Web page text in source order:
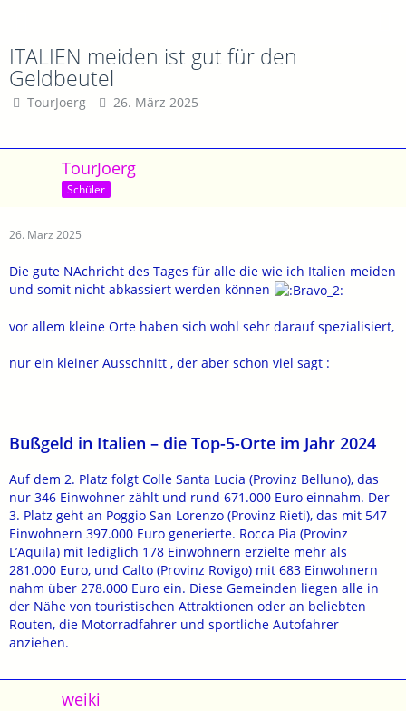
ITALIEN meiden ist gut für den
Geldbeutel
TourJoerg 26. März 2025
TourJoerg
Schüler
26. März 2025
Die gute NAchricht des Tages für alle die wie ich Italien meiden
und somit nicht abkassiert werden können
vor allem kleine Orte haben sich wohl sehr darauf spezialisiert,
nur ein kleiner Ausschnitt , der aber schon viel sagt :
Bußgeld in Italien – die Top-5-Orte im Jahr 2024
Auf dem 2. Platz folgt Colle Santa Lucia (Provinz Belluno), das
nur 346 Einwohner zählt und rund 671.000 Euro einnahm. Der
3. Platz geht an Poggio San Lorenzo (Provinz Rieti), das mit 547
Einwohnern 397.000 Euro generierte. Rocca Pia (Provinz
L’Aquila) mit lediglich 178 Einwohnern erzielte mehr als
281.000 Euro, und Calto (Provinz Rovigo) mit 683 Einwohnern
nahm über 278.000 Euro ein. Diese Gemeinden liegen alle in
der Nähe von touristischen Attraktionen oder an beliebten
Routen, die Motorradfahrer und sportliche Autofahrer
anziehen.
weiki